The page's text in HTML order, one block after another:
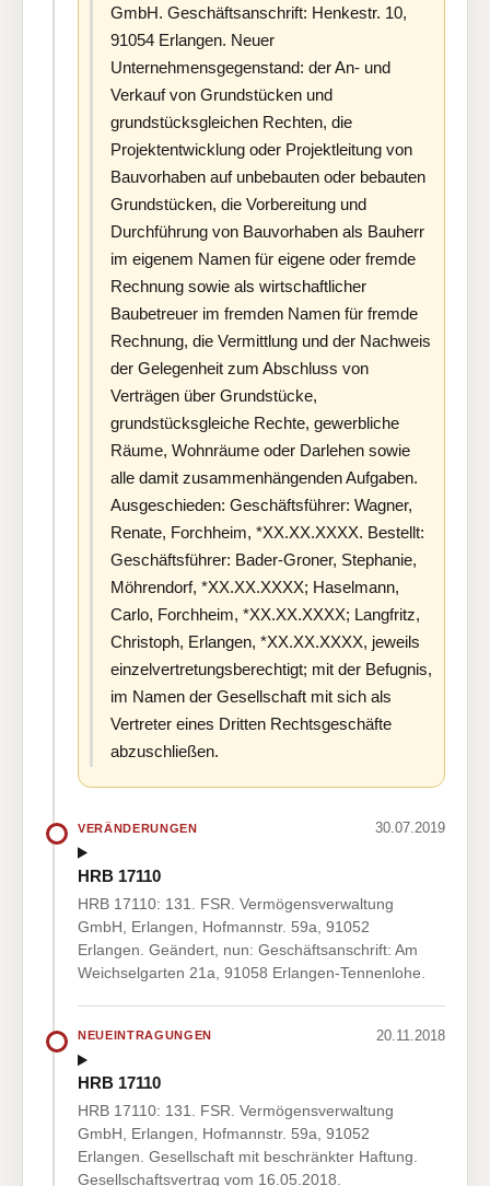
GmbH. Geschäftsanschrift: Henkestr. 10,
91054 Erlangen. Neuer
Unternehmensgegenstand: der An- und
Verkauf von Grundstücken und
grundstücksgleichen Rechten, die
Projektentwicklung oder Projektleitung von
Bauvorhaben auf unbebauten oder bebauten
Grundstücken, die Vorbereitung und
Durchführung von Bauvorhaben als Bauherr
im eigenem Namen für eigene oder fremde
Rechnung sowie als wirtschaftlicher
Baubetreuer im fremden Namen für fremde
Rechnung, die Vermittlung und der Nachweis
der Gelegenheit zum Abschluss von
Verträgen über Grundstücke,
grundstücksgleiche Rechte, gewerbliche
Räume, Wohnräume oder Darlehen sowie
alle damit zusammenhängenden Aufgaben.
Ausgeschieden: Geschäftsführer: Wagner,
Renate, Forchheim, *XX.XX.XXXX. Bestellt:
Geschäftsführer: Bader-Groner, Stephanie,
Möhrendorf, *XX.XX.XXXX; Haselmann,
Carlo, Forchheim, *XX.XX.XXXX; Langfritz,
Christoph, Erlangen, *XX.XX.XXXX, jeweils
einzelvertretungsberechtigt; mit der Befugnis,
im Namen der Gesellschaft mit sich als
Vertreter eines Dritten Rechtsgeschäfte
abzuschließen.
VERÄNDERUNGEN 30.07.2019
HRB 17110
HRB 17110: 131. FSR. Vermögensverwaltung
GmbH, Erlangen, Hofmannstr. 59a, 91052
Erlangen. Geändert, nun: Geschäftsanschrift: Am
Weichselgarten 21a, 91058 Erlangen-Tennenlohe.
NEUEINTRAGUNGEN 20.11.2018
HRB 17110
HRB 17110: 131. FSR. Vermögensverwaltung
GmbH, Erlangen, Hofmannstr. 59a, 91052
Erlangen. Gesellschaft mit beschränkter Haftung.
Gesellschaftsvertrag vom 16.05.2018.